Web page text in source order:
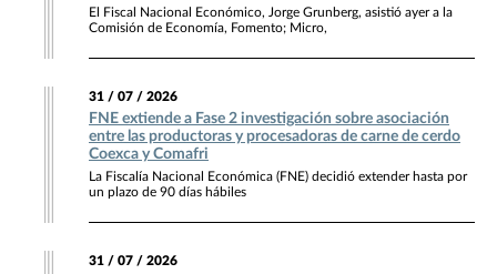
El Fiscal Nacional Económico, Jorge Grunberg, asistió ayer a la
Comisión de Economía, Fomento; Micro,
31 / 07 / 2026
FNE extiende a Fase 2 investigación sobre asociación
entre las productoras y procesadoras de carne de cerdo
Coexca y Comafri
La Fiscalía Nacional Económica (FNE) decidió extender hasta por
un plazo de 90 días hábiles
31 / 07 / 2026